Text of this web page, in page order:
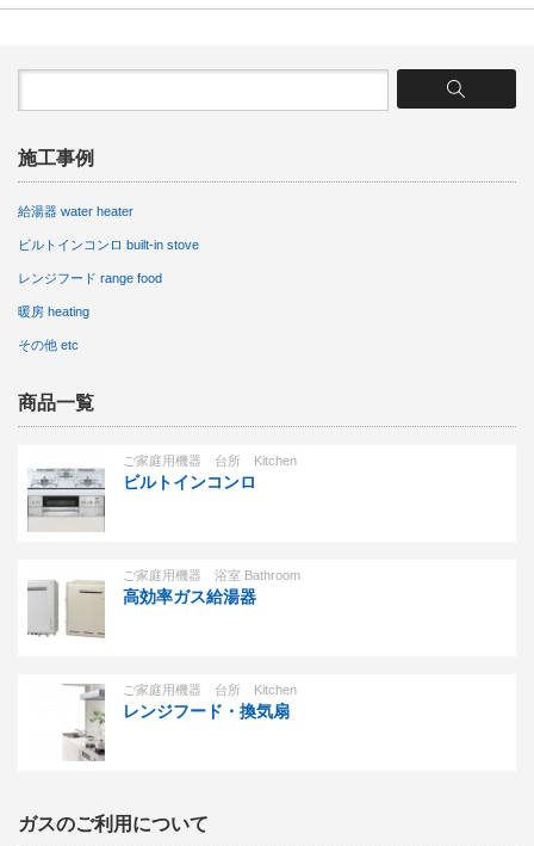
施工事例
給湯器 water heater
ビルトインコンロ built-in stove
レンジフード range food
暖房 heating
その他 etc
商品一覧
ご家庭用機器 台所 Kitchen
ビルトインコンロ
ご家庭用機器 浴室 Bathroom
高効率ガス給湯器
ご家庭用機器 台所 Kitchen
レンジフード・換気扇
ガスのご利用について